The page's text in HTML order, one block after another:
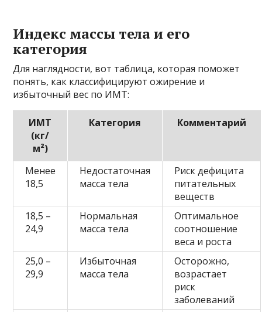
Индекс массы тела и его
категория
Для наглядности, вот таблица, которая поможет
понять, как классифицируют ожирение и
избыточный вес по ИМТ:
ИМТ
(кг/
м²)
Категория Комментарий
Менее
18,5
Недостаточная
масса тела
Риск дефицита
питательных
веществ
18,5 –
24,9
Нормальная
масса тела
Оптимальное
соотношение
веса и роста
25,0 –
29,9
Избыточная
масса тела
Осторожно,
возрастает
риск
заболеваний